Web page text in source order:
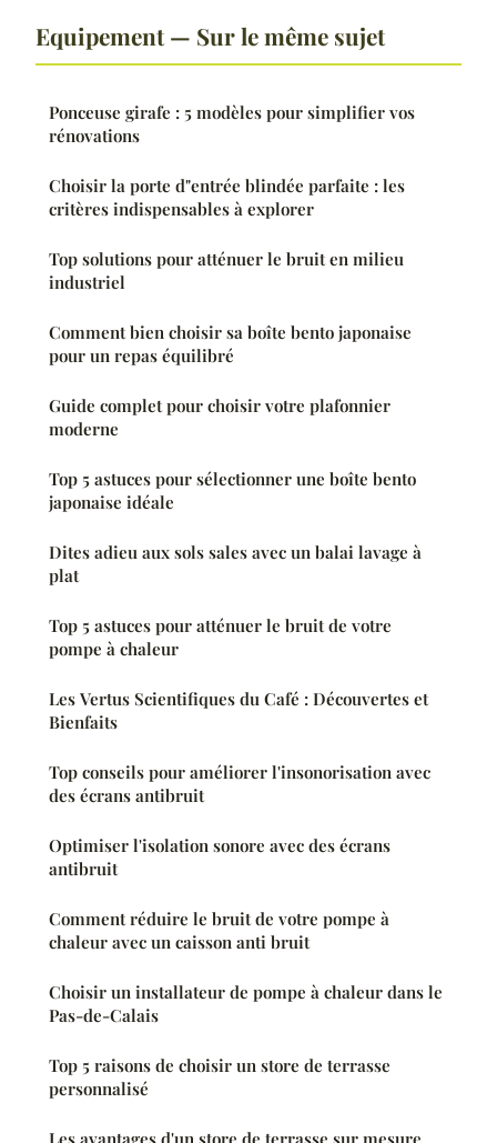
Equipement — Sur le même sujet
Ponceuse girafe : 5 modèles pour simplifier vos
rénovations
Choisir la porte d"entrée blindée parfaite : les
critères indispensables à explorer
Top solutions pour atténuer le bruit en milieu
industriel
Comment bien choisir sa boîte bento japonaise
pour un repas équilibré
Guide complet pour choisir votre plafonnier
moderne
Top 5 astuces pour sélectionner une boîte bento
japonaise idéale
Dites adieu aux sols sales avec un balai lavage à
plat
Top 5 astuces pour atténuer le bruit de votre
pompe à chaleur
Les Vertus Scientifiques du Café : Découvertes et
Bienfaits
Top conseils pour améliorer l'insonorisation avec
des écrans antibruit
Optimiser l'isolation sonore avec des écrans
antibruit
Comment réduire le bruit de votre pompe à
chaleur avec un caisson anti bruit
Choisir un installateur de pompe à chaleur dans le
Pas-de-Calais
Top 5 raisons de choisir un store de terrasse
personnalisé
Les avantages d'un store de terrasse sur mesure